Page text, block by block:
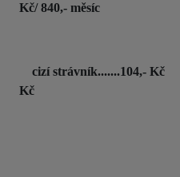
Kč/ 840,- měsíc
cizí
Kč